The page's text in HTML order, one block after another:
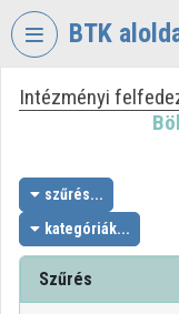
Fejléc kihagyása
BTK
VIDEOTORIUM
KUTATÓKÖZPONT
Intézményi kezdőlap
Bejelentkezés
Intézményi
szűrés...
kategóriák...
Szűrés